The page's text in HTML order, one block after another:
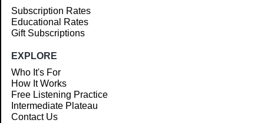
Subscription Rates
Educational Rates
Gift Subscriptions
EXPLORE
Who It's For
How It Works
Free Listening Practice
Intermediate Plateau
Contact Us